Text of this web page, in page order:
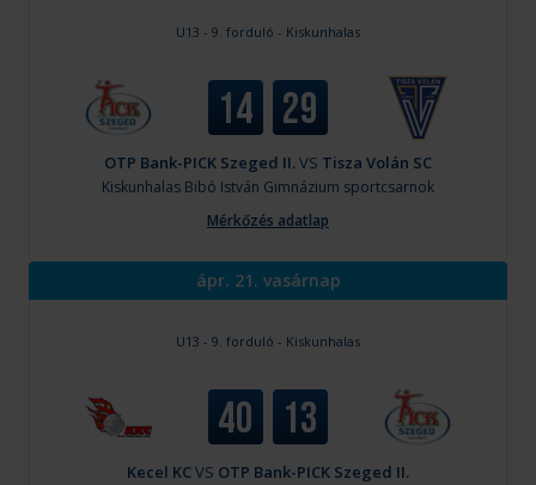
U13 - 9. forduló - Kiskunhalas
14 29
OTP Bank-PICK Szeged II.VS Tisza Volán SC
Kiskunhalas Bibó István Gimnázium sportcsarnok
Mérkőzés adatlap
ápr. 21. vasárnap
U13 - 9. forduló - Kiskunhalas
40 13
Kecel KCVS OTP Bank-PICK Szeged II.